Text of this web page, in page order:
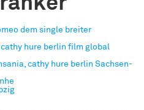
dem single breiter
hure berlin film global
cathy hure berlin Sachsen-